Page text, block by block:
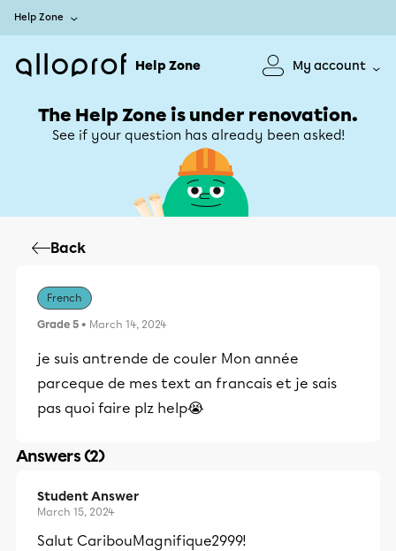
Help Zone
Help Zone My account
The Help Zone is under renovation.
See if your question has already been asked!
Back
French
Grade 5 • March 14, 2024
je suis antrende de couler Mon année
parceque de mes text an francais et je sais
pas quoi faire plz help😭
Answers (2)
Student Answer
March 15, 2024
Salut CaribouMagnifique2999!